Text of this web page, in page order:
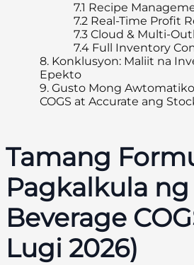
7.1 Recipe
7.2 Real-Time Profit
7.3 Cloud & Multi-
7.4 Full Inventory
8. Konklusyon: Maliit na
Epekto
9. Gusto Mong
COGS at Accurate ang
Tamang
Pagkalkula ng
Beverage
Lugi 2026)